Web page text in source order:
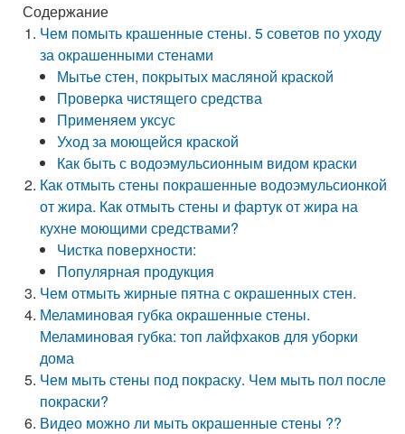
Содержание
Чем помыть крашенные стены. 5 советов по уходу
за окрашенными стенами
Мытье стен, покрытых масляной краской
Проверка чистящего средства
Применяем уксус
Уход за моющейся краской
Как быть с водоэмульсионным видом краски
Как отмыть стены покрашенные водоэмульсионкой
от жира. Как отмыть стены и фартук от жира на
кухне моющими средствами?
Чистка поверхности:
Популярная продукция
Чем отмыть жирные пятна с окрашенных стен.
Меламиновая губка окрашенные стены.
Меламиновая губка: топ лайфхаков для уборки
дома
Чем мыть стены под покраску. Чем мыть пол после
покраски?
Видео можно ли мыть окрашенные стены ??